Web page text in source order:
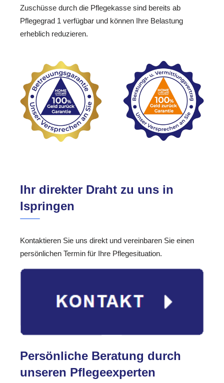
Zuschüsse durch die Pflegekasse sind bereits ab
Pflegegrad 1 verfügbar und können Ihre Belastung
erheblich reduzieren.
Ihr direkter Draht zu uns in
Ispringen
Kontaktieren Sie uns direkt und vereinbaren Sie einen
persönlichen Termin für Ihre Pflegesituation.
Persönliche Beratung durch
unseren Pflegeexperten